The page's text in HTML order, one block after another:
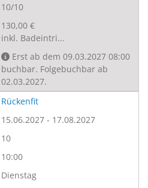
10/10
130,00 €
inkl. Badeintri...
Erst ab dem 09.03.2027 08:00
buchbar. Folgebuchbar ab
02.03.2027.
Rückenfit
15.06.2027 - 17.08.2027
10
10:00
Dienstag